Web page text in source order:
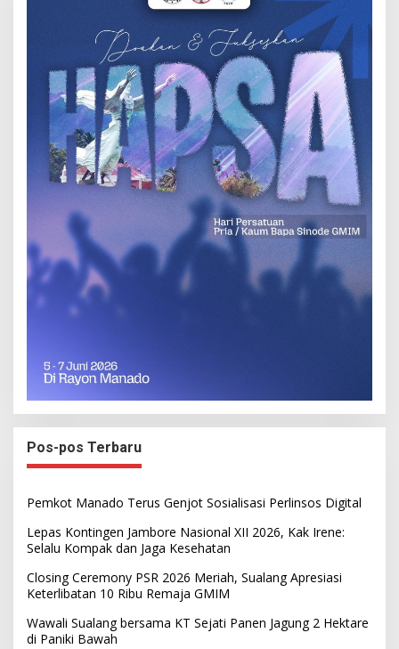
Pos-pos Terbaru
Pemkot Manado Terus Genjot Sosialisasi Perlinsos Digital
Lepas Kontingen Jambore Nasional XII 2026, Kak Irene:
Selalu Kompak dan Jaga Kesehatan
Closing Ceremony PSR 2026 Meriah, Sualang Apresiasi
Keterlibatan 10 Ribu Remaja GMIM
Wawali Sualang bersama KT Sejati Panen Jagung 2 Hektare
di Paniki Bawah